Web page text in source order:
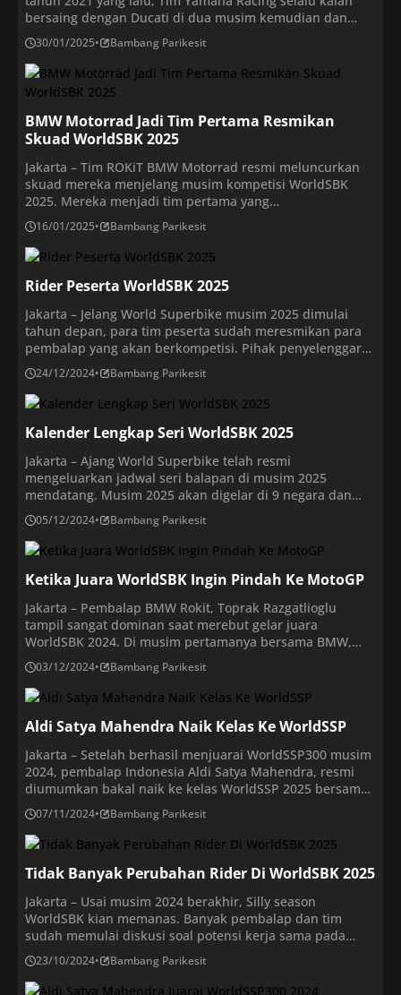
bersaing dengan Ducati di dua musim kemudian dan
BMW di musim terakhir yang lalu. Menjelang dimulainya
WorldSBK 2025, Yamaha telah mempersiapkan lebih baik
guna kembali meraih gelar juara. Keseriusan Yamaha
mempersiapkan di WorldSBK 2025 diantaranya adalah
menyertakan dua […]
30/01/2025• Bambang Parikesit
BMW Motorrad Jadi Tim Pertama Resmikan
Skuad WorldSBK 2025
Jakarta – Tim ROKiT BMW Motorrad resmi meluncurkan
skuad mereka menjelang musim kompetisi WorldSBK
2025. Mereka menjadi tim pertama yang
mempresentasikan line up-nya musim ini di Berlin,
Jerman, Rabu (15/1/2025). Skuad ini dipastikan
mempertahankan dua pembalapnya dari musim 2024,
pembalap Belanda berdarah Indonesia, Michael van der
16/01/2025• Bambang Parikesit
Rider Peserta WorldSBK 2025
Jakarta – Jelang World Superbike musim 2025 dimulai
tahun depan, para tim peserta sudah meresmikan para
pembalap yang akan berkompetisi. Pihak penyelenggara
pun sudah mengeluarkan daftar resmi pembalap yang
akan bertanding musim 2025 nanti. Daftar pembalap
WorldSBK 2025. WorldSBK 2025 pun dipastikan
diramaikan oleh 13 tim dan 22 pembalap. Rokit BMW
Motorrad WorldSBK masih memiliki […]
24/12/2024• Bambang Parikesit
Kalender Lengkap Seri WorldSBK 2025
Jakarta – Ajang World Superbike telah resmi
mengeluarkan jadwal seri balapan di musim 2025
mendatang. Musim 2025 akan digelar di 9 negara dan
terdiri dari 12 seri, yang berarti terdiri dari 36 balapan,
dengan rincian 24 balapan utama dan 12 Superpole Race.
Seperti musim-musim sebelumnya, WorldSBK balapan
pertama (Race 1) digelar pada Sabtu, sementara
Superpole […]
05/12/2024• Bambang Parikesit
Ketika Juara WorldSBK Ingin Pindah Ke MotoGP
Jakarta – Pembalap BMW Rokit, Toprak Razgatlioglu
tampil sangat dominan saat merebut gelar juara
WorldSBK 2024. Di musim pertamanya bersama BMW,
rider asal Turki itu seakan tidak mendapatkan
perlawanan dari para rivalnya sehingga berhasil
mengunci gelar juara sebelum musim berakhir.
Walaupun masih terikat kontrak dengan BMW di ajang
World SBK, Toprak Razgatlioglu masih berharap masuk
03/12/2024• Bambang Parikesit
Aldi Satya Mahendra Naik Kelas Ke WorldSSP
Jakarta – Setelah berhasil menjuarai WorldSSP300 musim
2024, pembalap Indonesia Aldi Satya Mahendra, resmi
diumumkan bakal naik ke kelas WorldSSP 2025 bersama
Evan Bros Yamaha Racing Team. Hal ini diumumkan pada
Rabu (6/11/2024) sore WIB. Musim ini, Aldi sukses
menjadi pembalap Indonesia pertama yang sukses
menjadi juara dunia di ajang balap motor internasional
dengan menguasai […]
07/11/2024• Bambang Parikesit
Tidak Banyak Perubahan Rider Di WorldSBK 2025
Jakarta – Usai musim 2024 berakhir, Silly season
WorldSBK kian memanas. Banyak pembalap dan tim
sudah memulai diskusi soal potensi kerja sama pada
2025. Sejauh ini sudah 19 rider yang mendapatkan tim
untuk musim depan. Pada Minggu (20/10/2024), MGM
Bonovo mengumumkan bahwa mereka bakal bertahan di
23/10/2024• Bambang Parikesit